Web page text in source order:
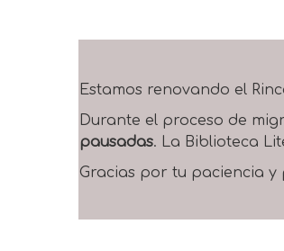
Estamos renovando el
Durante el proceso de
pausadas. La Biblioteca
Gracias por tu paciencia